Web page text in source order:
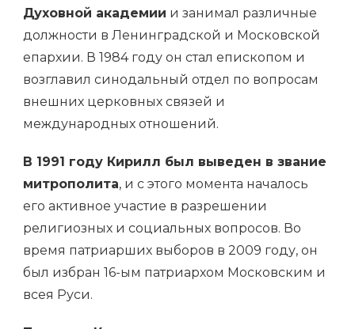
Духовной академии и занимал различные
должности в Ленинградской и Московской
епархии. В 1984 году он стал епископом и
возглавил синодальный отдел по вопросам
внешних церковных связей и
международных отношений.
В 1991 году Кирилл был выведен в звание
митрополита, и с этого момента началось
его активное участие в разрешении
религиозных и социальных вопросов. Во
время патриарших выборов в 2009 году, он
был избран 16-ым патриархом Московским и
всея Руси.